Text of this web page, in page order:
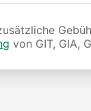
von GIT, GIA,